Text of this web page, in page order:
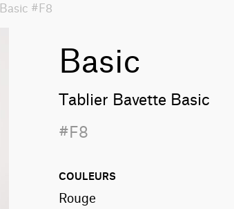
Basic #F8
Basic
Tablier Bavette Basic
#F8
COULEURS
Rouge